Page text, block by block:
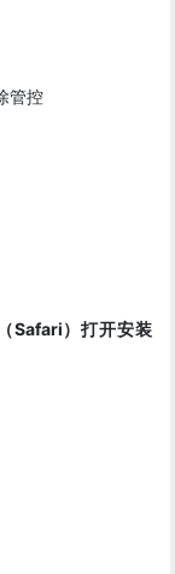
管控
Safari）打开安装